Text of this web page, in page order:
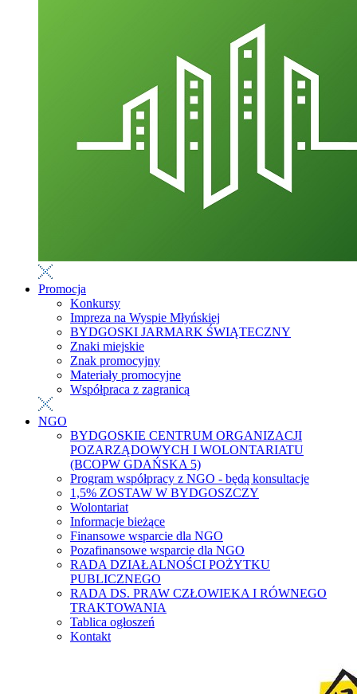
Promocja
Konkursy
Impreza na Wyspie Młyńskiej
BYDGOSKI JARMARK ŚWIĄTECZNY
Znaki miejskie
Znak promocyjny
Materiały promocyjne
Współpraca z zagranicą
NGO
BYDGOSKIE CENTRUM ORGANIZACJI
POZARZĄDOWYCH I WOLONTARIATU
(BCOPW GDAŃSKA 5)
Program współpracy z NGO - będą konsultacje
1,5% ZOSTAW W BYDGOSZCZY
Wolontariat
Informacje bieżące
Finansowe wsparcie dla NGO
Pozafinansowe wsparcie dla NGO
RADA DZIAŁALNOŚCI POŻYTKU
PUBLICZNEGO
RADA DS. PRAW CZŁOWIEKA I RÓWNEGO
TRAKTOWANIA
Tablica ogłoszeń
Kontakt